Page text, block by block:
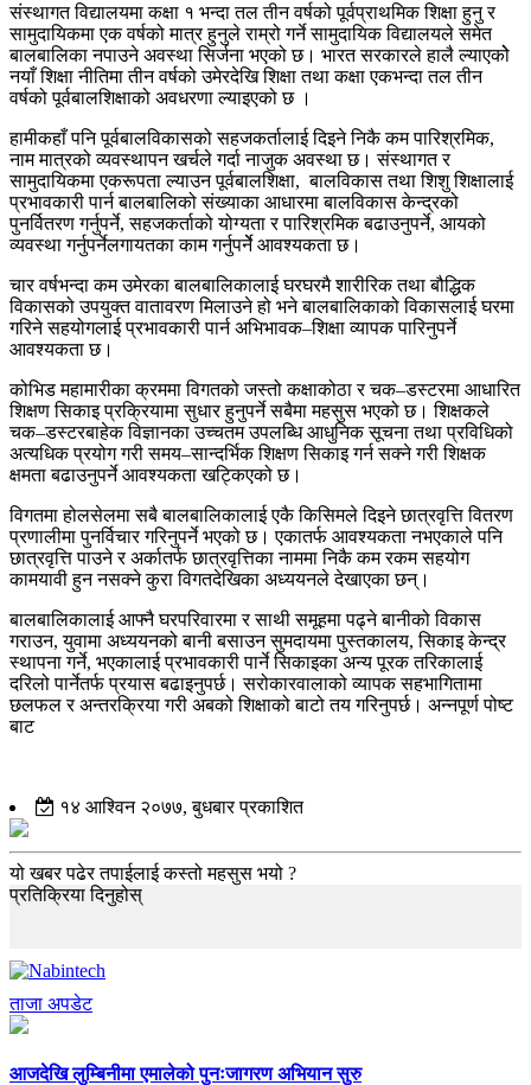
संस्थागत विद्यालयमा कक्षा १ भन्दा तल तीन वर्षको पूर्वप्राथमिक शिक्षा हुनु र
सामुदायिकमा एक वर्षको मात्र हुनुले राम्रो गर्ने सामुदायिक विद्यालयले समेत
बालबालिका नपाउने अवस्था सिर्जना भएको छ। भारत सरकारले हालै ल्याएकोे
नयाँ शिक्षा नीतिमा तीन वर्षको उमेरदेखि शिक्षा तथा कक्षा एकभन्दा तल तीन
वर्षको पूर्वबालशिक्षाको अवधरणा ल्याइएको छ ।
हामीकहाँ पनि पूर्वबालविकासको सहजकर्तालाई दिइने निकै कम पारिश्रमिक,
नाम मात्रको व्यवस्थापन खर्चले गर्दा नाजुक अवस्था छ। संस्थागत र
सामुदायिकमा एकरूपता ल्याउन पूर्वबालशिक्षा, बालविकास तथा शिशु शिक्षालाई
प्रभावकारी पार्न बालबालिको संख्याका आधारमा बालविकास केन्द्रको
पुनर्वितरण गर्नुपर्ने, सहजकर्ताको योग्यता र पारिश्रमिक बढाउनुपर्ने, आयको
व्यवस्था गर्नुपर्नेलगायतका काम गर्नुपर्नेे आवश्यकता छ।
चार वर्षभन्दा कम उमेरका बालबालिकालाई घरघरमै शारीरिक तथा बौद्धिक
विकासको उपयुक्त वातावरण मिलाउने हो भने बालबालिकाको विकासलाई घरमा
गरिने सहयोगलाई प्रभावकारी पार्न अभिभावक–शिक्षा व्यापक पारिनुपर्ने
आवश्यकता छ।
कोभिड महामारीका क्रममा विगतको जस्तो कक्षाकोठा र चक–डस्टरमा आधारित
शिक्षण सिकाइ प्रक्रियामा सुधार हुनुपर्ने सबैमा महसुस भएको छ। शिक्षकले
चक–डस्टरबाहेक विज्ञानका उच्चतम उपलब्धि आधुनिक सूचना तथा प्रविधिको
अत्यधिक प्रयोग गरी समय–सान्दर्भिक शिक्षण सिकाइ गर्न सक्ने गरी शिक्षक
क्षमता बढाउनुपर्ने आवश्यकता खट्किएको छ।
विगतमा होलसेलमा सबै बालबालिकालाई एकै किसिमले दिइने छात्रवृत्ति वितरण
प्रणालीमा पुनर्विचार गरिनुपर्ने भएको छ। एकातर्फ आवश्यकता नभएकाले पनि
छात्रवृत्ति पाउने र अर्कातर्फ छात्रवृत्तिका नाममा निकै कम रकम सहयोग
कामयावी हुन नसक्ने कुरा विगतदेखिका अध्ययनले देखाएका छन्।
बालबालिकालाई आफ्नै घरपरिवारमा र साथी समूहमा पढ्ने बानीको विकास
गराउन, युवामा अध्ययनको बानी बसाउन सुमदायमा पुस्तकालय, सिकाइ केन्द्र
स्थापना गर्ने, भएकालाई प्रभावकारी पार्ने सिकाइका अन्य पूरक तरिकालाई
दरिलो पार्नेतर्फ प्रयास बढाइनुपर्छ। सरोकारवालाको व्यापक सहभागितामा
छलफल र अन्तरक्रिया गरी अबको शिक्षाको बाटो तय गरिनुपर्छ। अन्नपूर्ण पोष्ट
बाट
१४ आश्विन २०७७, बुधबार प्रकाशित
यो खबर पढेर तपाईलाई कस्तो महसुस भयो ?
प्रतिक्रिया दिनुहोस्
ताजा अपडेट
आजदेखि लुम्बिनीमा एमालेको पुनःजागरण अभियान सुरु